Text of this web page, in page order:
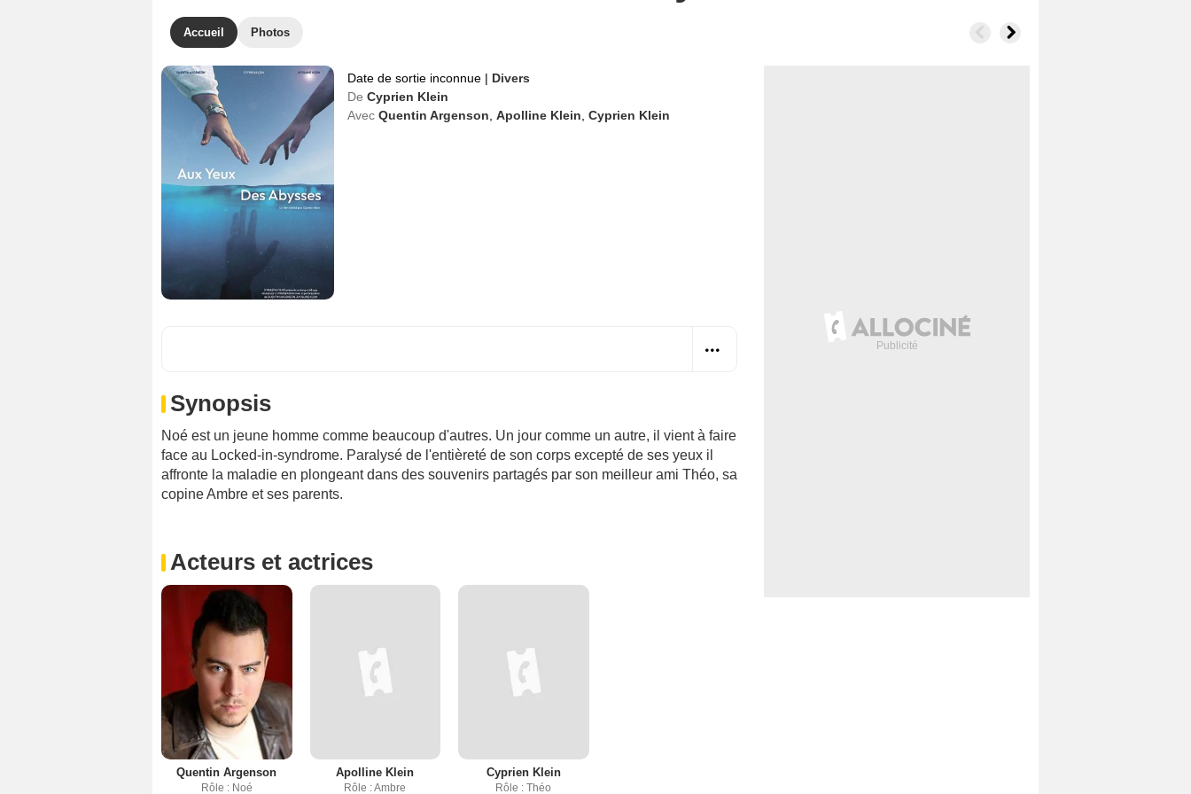
Accueil Photos
Date de sortie inconnue | Divers
De Cyprien Klein
Avec Quentin Argenson Apolline Klein Cyprien Klein
Synopsis
Noé est un jeune homme comme beaucoup d'autres. Un jour comme un autre, il vient à faire
face au Locked-in-syndrome. Paralysé de l'entièreté de son corps excepté de ses yeux il
affronte la maladie en plongeant dans des souvenirs partagés par son meilleur ami Théo, sa
copine Ambre et ses parents.
Acteurs et actrices
Quentin Argenson
Rôle : Noé
Apolline Klein
Rôle : Ambre
Cyprien Klein
Rôle : Théo